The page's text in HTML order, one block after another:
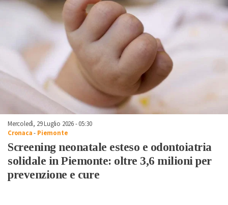
Mercoledì, 29 Luglio 2026 - 05:30
Cronaca- Piemonte
Screening neonatale esteso e odontoiatria
solidale in Piemonte: oltre 3,6 milioni per
prevenzione e cure